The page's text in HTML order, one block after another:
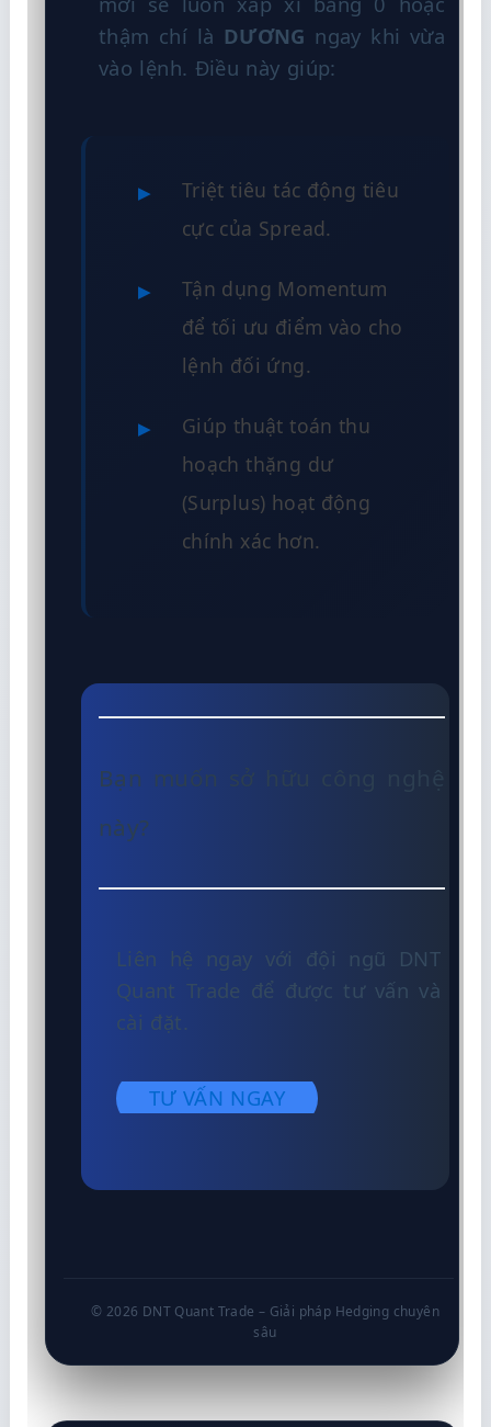
thậm chí là DƯƠNG ngay khi vừa
vào lệnh. Điều này giúp:
Triệt tiêu tác động tiêu
cực của Spread.
Tận dụng Momentum
để tối ưu điểm vào cho
lệnh đối ứng.
Giúp thuật toán thu
hoạch thặng dư
(Surplus) hoạt động
chính xác hơn.
Bạn muốn sở hữu công nghệ
này?
Liên hệ ngay với đội ngũ DNT
Quant Trade để được tư vấn và
cài đặt.
TƯ VẤN NGAY
© 2026 DNT Quant Trade – Giải pháp Hedging chuyên
sâu